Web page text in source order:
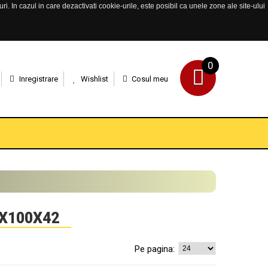
In cazul in care dezactivati cookie-urile, este posibil ca unele zone ale site-ului
0
Inregistrare Wishlist Cosul meu
Pe pagina: